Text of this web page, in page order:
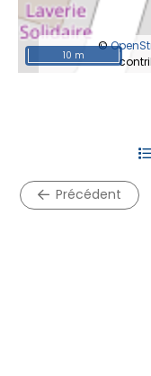
©
10 m
précédent